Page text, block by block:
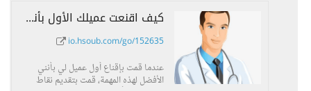
كيف اقنعت عميلك الأول بأنك الأفضل لهذه المهمة؟ - حسوب I/O
io.hsoub.com/go/152635
عندما قمت بإقناع أول عميل لي بأنني
الأفضل لهذه المهمة، قمت بتقديم نقاط